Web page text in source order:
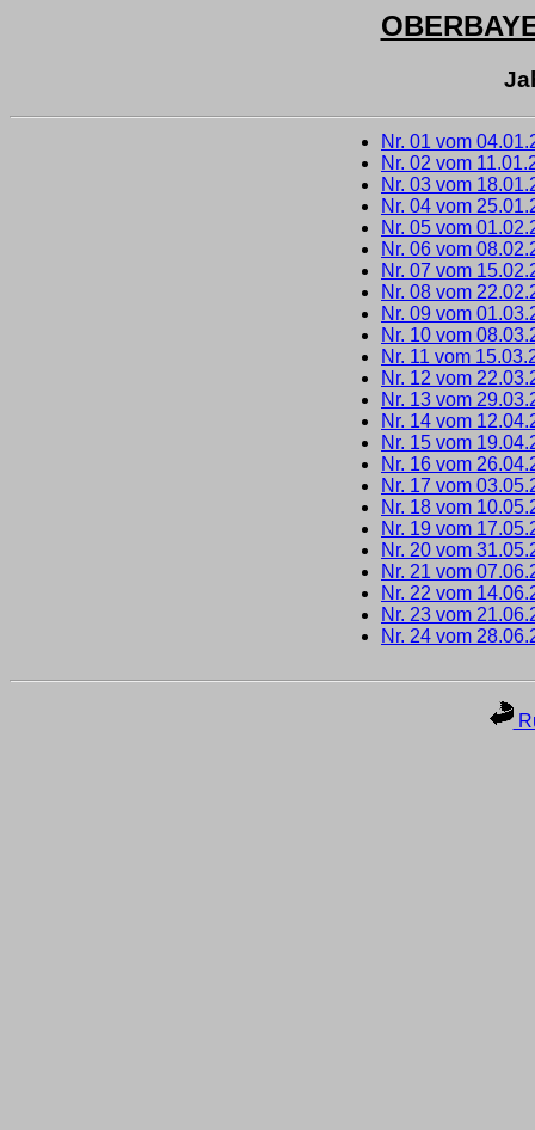
Nr. 01 vom
Nr. 02 vom
Nr. 03 vom
Nr. 04 vom
Nr. 05 vom
Nr. 06 vom
Nr. 07 vom
Nr. 08 vom
Nr. 09 vom
Nr. 10 vom
Nr. 11 vom
Nr. 12 vom
Nr. 13 vom
Nr. 14 vom
Nr. 15 vom
Nr. 16 vom
Nr. 17 vom
Nr. 18 vom
Nr. 19 vom
Nr. 20 vom
Nr. 21 vom
Nr. 22 vom
Nr. 23 vom
Nr. 24 vom